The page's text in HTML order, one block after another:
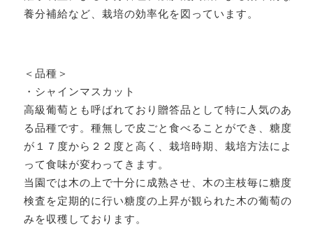
養分補給など、栽培の効率化を図っています。
＜品種＞
・シャインマスカット
高級葡萄とも呼ばれており贈答品として特に人気のあ
る品種です。種無しで皮ごと食べることができ、糖度
が１７度から２２度と高く、栽培時期、栽培方法によ
って食味が変わってきます。
当園では木の上で十分に成熟させ、木の主枝毎に糖度
検査を定期的に行い糖度の上昇が観られた木の葡萄の
みを収穫しております。